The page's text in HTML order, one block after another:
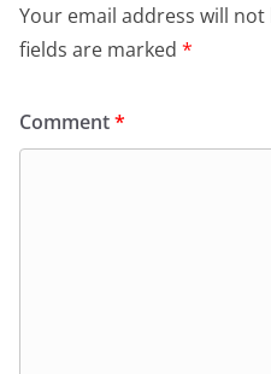
Your email address will
fields are marked *
Comment*